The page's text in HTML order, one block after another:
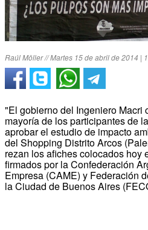
Raúl Möller // Martes 15 de abril de 2014 |
"El gobierno del Ingeniero Macri
mayoría de los participantes de
aprobar el estudio de impacto
del Shopping Distrito Arcos
rezan los afiches colocados hoy
firmados por la Confederación
Empresa (CAME) y Federación
la Ciudad de Buenos Aires